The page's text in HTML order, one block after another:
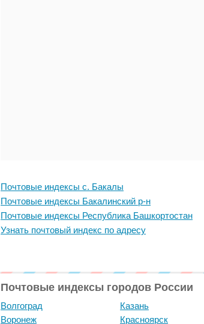
Почтовые индексы с. Бакалы
Почтовые индексы Бакалинский р-н
Почтовые индексы Республика Башкортостан
Узнать почтовый индекс по адресу
Почтовые индексы городов России
Волгоград
Воронеж
Казань
Красноярск